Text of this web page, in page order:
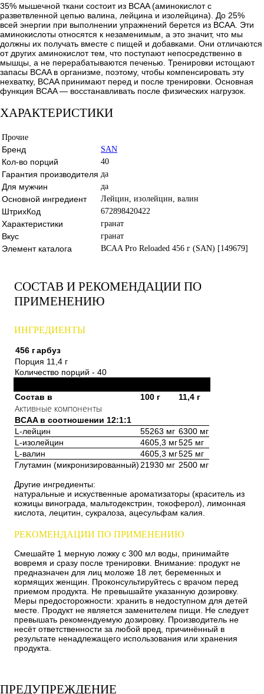
35% мышечной ткани состоит из BCAA (аминокислот с
разветвленной цепью валина, лейцина и изолейцина). До 25%
всей энергии при выполнении упражнений берется из BCAA. Эти
аминокислоты относятся к незаменимым, а это значит, что мы
должны их получать вместе с пищей и добавками. Они отличаются
от других аминокислот тем, что поступают непосредственно в
мышцы, а не перерабатываются печенью. Тренировки истощают
запасы BCAA в организме, поэтому, чтобы компенсировать эту
нехватку, BCAA принимают перед и после тренировки. Основная
функция BCAA — восстанавливать после физических нагрузок.
ХАРАКТЕРИСТИКИ
Прочие
Бренд SAN
Кол-во порций 40
Гарантия производителя да
Для мужчин да
Основной ингредиент Лейцин, изолейцин, валин
ШтрихКод 672898420422
Характеристики гранат
Вкус гранат
Элемент каталога BCAA Pro Reloaded 456 г (SAN) [149679]
СОСТАВ И РЕКОМЕНДАЦИИ ПО
ПРИМЕНЕНИЮ
ИНГРЕДИЕНТЫ
456 гарбуз
Порция 11,4 г
Количество порций - 40
Состав в 100 г 11,4 г
Активные компоненты
BCAA в соотношении 12:1:1
L-лейцин
55263 мг 6300 мг
L-изолейцин
4605,3 мг525 мг
L-валин
4605,3 мг525 мг
Глутамин (микронизированный) 21930 мг 2500 мг
Другие ингредиенты:
натуральные и искуственные ароматизаторы (краситель из
кожицы винограда, мальтодекстрин, токоферол), лимонная
кислота, лецитин, сукралоза, ацесульфам калия.
РЕКОМЕНДАЦИИ ПО ПРИМЕНЕНИЮ
Смешайте 1 мерную ложку с 300 мл воды, принимайте
вовремя и сразу после тренировки. Внимание: продукт не
предназначен для лиц моложе 18 лет, беременных и
кормящих женщин. Проконсультируйтесь с врачом перед
приемом продукта. Не превышайте указанную дозировку.
Меры предосторожности: хранить в недоступном для детей
месте. Продукт не является заменителем пищи. Не следует
превышать рекомендуемую дозировку. Производитель не
несёт ответственности за любой вред, причинённый в
результате ненадлежащего использования или хранения
продукта.
ПРЕДУПРЕЖДЕНИЕ